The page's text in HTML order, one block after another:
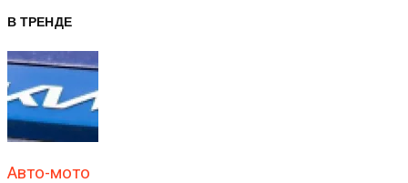
В ТРЕНДЕ
Авто-мото